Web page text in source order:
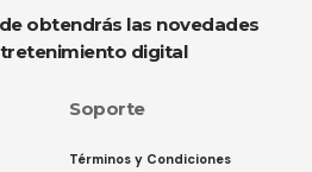
digital
Soporte
Términos y Condiciones